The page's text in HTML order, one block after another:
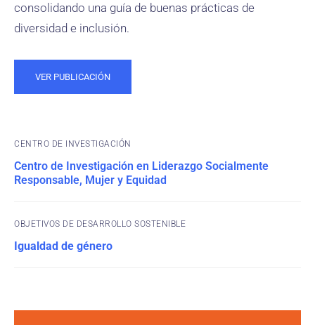
consolidando una guía de buenas prácticas de
diversidad e inclusión.
VER PUBLICACIÓN
CENTRO DE INVESTIGACIÓN
Centro de Investigación en Liderazgo Socialmente
Responsable, Mujer y Equidad
OBJETIVOS DE DESARROLLO SOSTENIBLE
Igualdad de género